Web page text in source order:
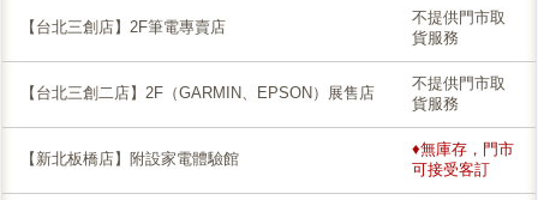
【台北三創店】2F筆電專賣店
不提供門市取
貨服務
【台北三創二店】2F（GARMIN、EPSON）展售店
不提供門市取
貨服務
【新北板橋店】附設家電體驗館
♦無庫存，門市
可接受客訂